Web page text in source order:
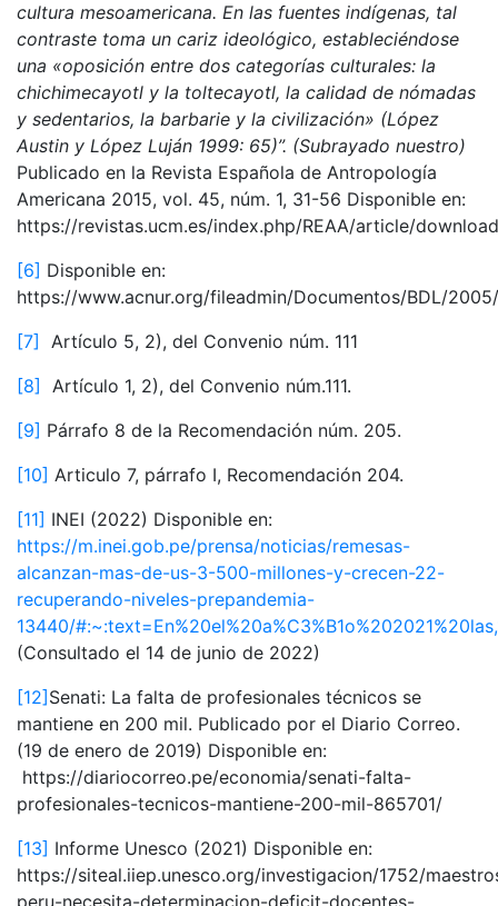
cultura mesoamericana. En las fuentes indígenas, tal
contraste toma un cariz ideológico, estableciéndose
una «oposición entre dos categorías culturales: la
chichimecayotl y la toltecayotl, la calidad de nómadas
y sedentarios, la barbarie y la civilización» (López
Austin y López Luján 1999: 65)”. (Subrayado nuestro)
Publicado en la Revista Española de Antropología
Americana 2015, vol. 45, núm. 1, 31-56 Disponible en:
https://revistas.ucm.es/index.php/REAA/article/
[6] Disponible en:
https://www.acnur.org/fileadmin/Documentos/BDL/
[7]
Artículo 5, 2), del Convenio núm. 111
[8]
Artículo 1, 2), del Convenio núm.111.
[9] Párrafo 8 de la Recomendación núm. 205.
[10] Articulo 7, párrafo I, Recomendación 204.
[11] INEI (2022) Disponible en:
https://m.inei.gob.pe/prensa/noticias/remesas-
alcanzan-mas-de-us-3-500-millones-y-crecen-22-
recuperando-niveles-prepandemia-
13440/
(Consultado el 14 de junio de 2022)
[12] Senati: La falta de profesionales técnicos se
mantiene en 200 mil. Publicado por el Diario Correo.
(19 de enero de 2019) Disponible en:
https://diariocorreo.pe/economia/senati-falta-
profesionales-tecnicos-mantiene-200-mil-865701/
[13] Informe Unesco (2021) Disponible en:
https://siteal.iiep.unesco.org/investigacion/1752/
peru-necesita-determinacion-deficit-docentes-